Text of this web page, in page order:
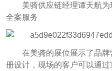
美骑供应链经理谭天航
全案服务
在美骑的展位展示了品
册设计，现场的客户可以通过